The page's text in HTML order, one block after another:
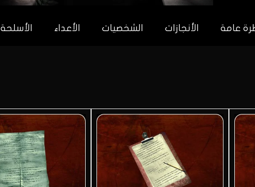
عامة الأنجازات الشخصيات الأعداء الأسلحة